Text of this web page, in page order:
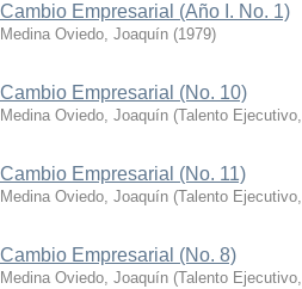
Cambio Empresarial (Año I. No. 1)
Medina Oviedo, Joaquín (1979)
Cambio Empresarial (No. 10)
Medina Oviedo, Joaquín (Talento Ejecutivo,
Cambio Empresarial (No. 11)
Medina Oviedo, Joaquín (Talento Ejecutivo,
Cambio Empresarial (No. 8)
Medina Oviedo, Joaquín (Talento Ejecutivo,